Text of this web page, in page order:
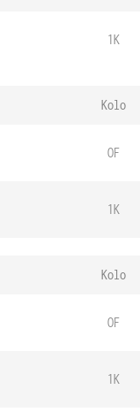
1K
Kolo
OF
1K
Kolo
OF
1K